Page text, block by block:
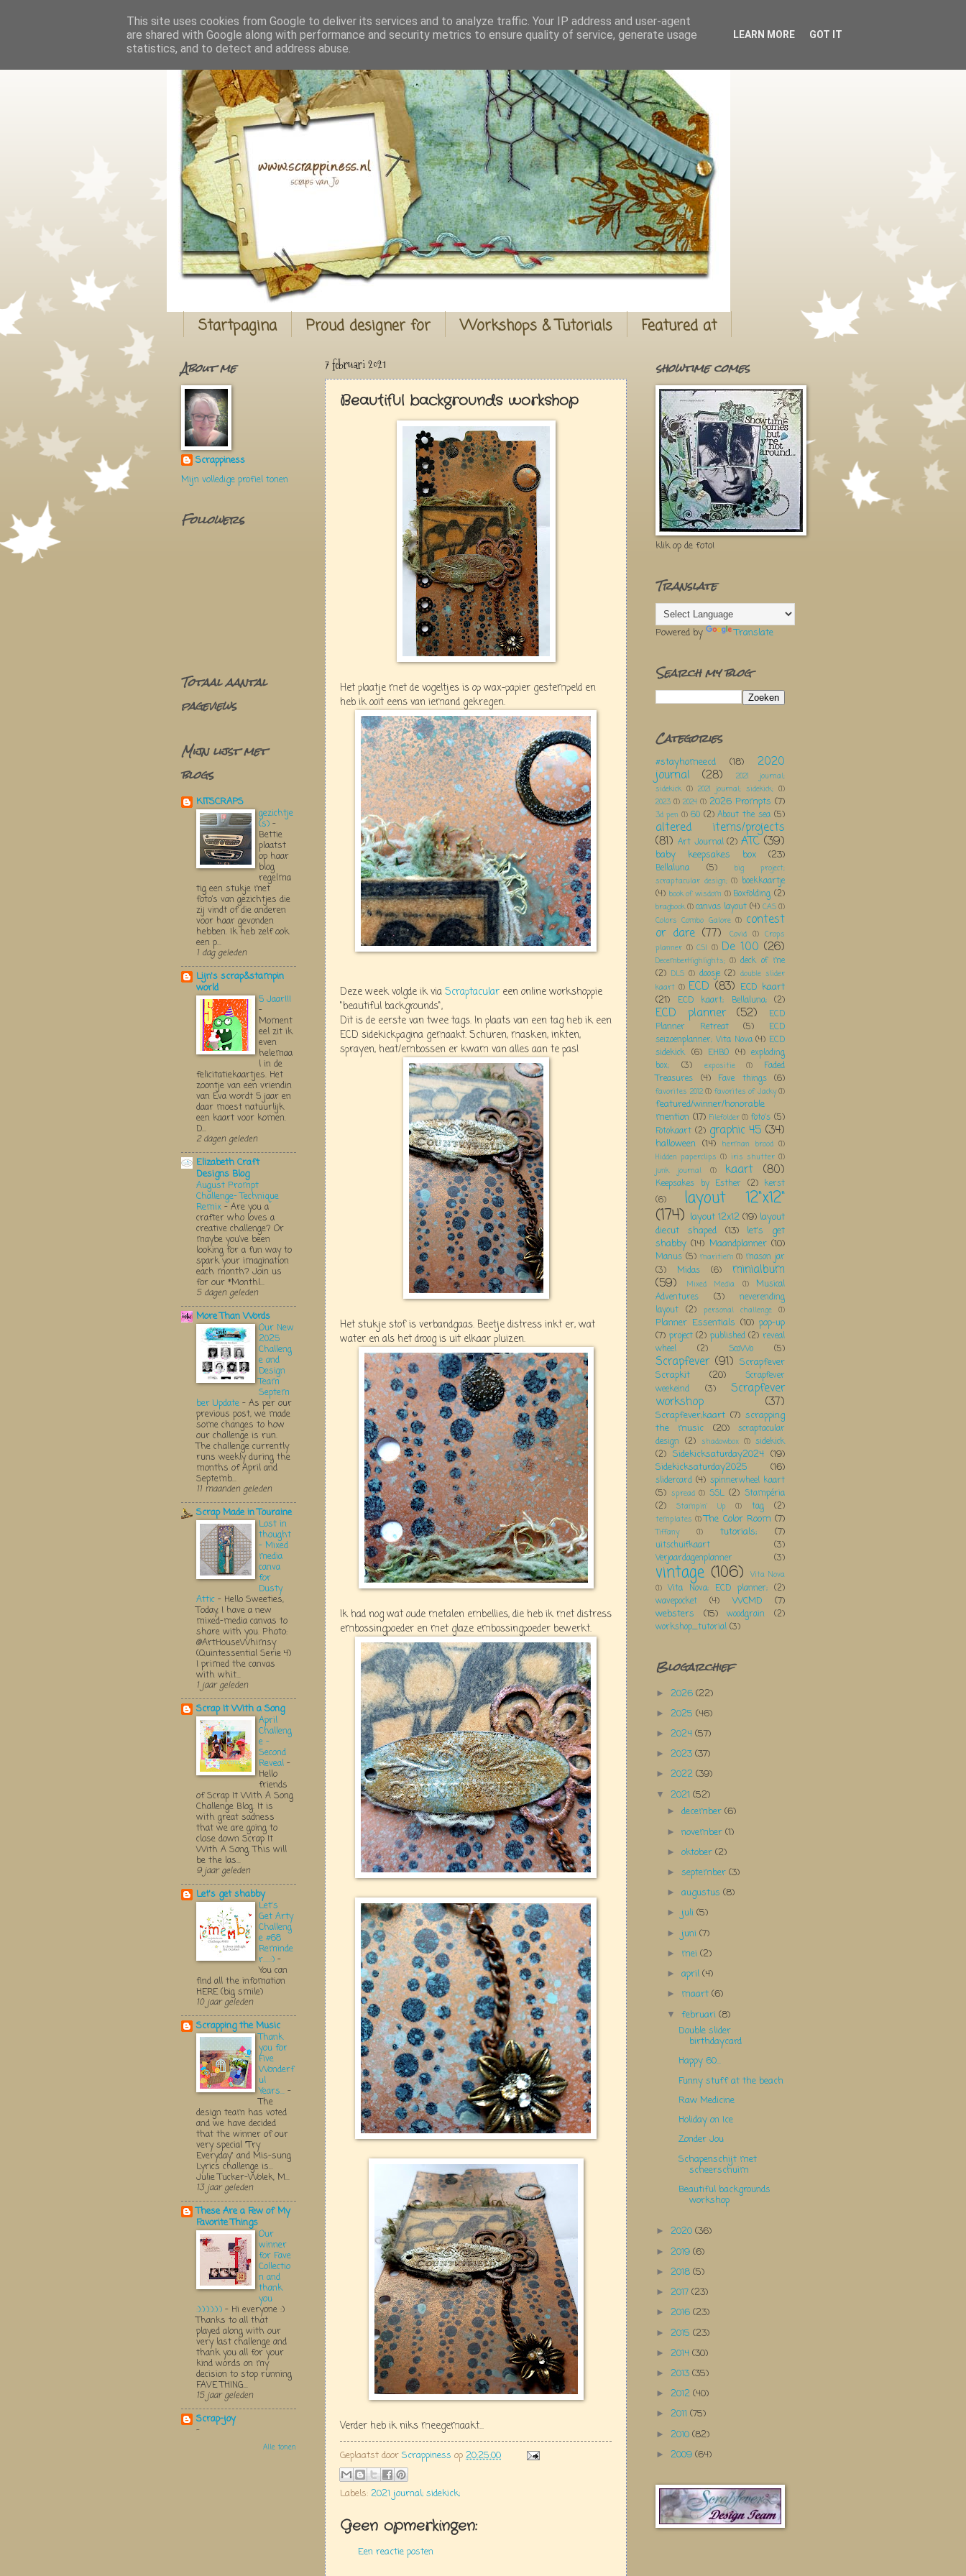
Startpagina Proud designer for Workshops & Tutorials Featured at
7 februari 2021
Beautiful backgrounds workshop
Het plaatje met de vogeltjes is op wax-papier gestempeld en
heb ik ooit eens van iemand gekregen.
Deze week volgde ik viaScraptacular een online workshoppie
"beautiful backgrounds",
Dit is de eerste van twee tags. In plaats van een tag heb ik een
ECD sidekickpagina gemaakt. Schuren, masken, inkten,
sprayen, heat/embossen er kwam van alles aan te pas!
Het stukje stof is verbandgaas. Beetje distress inkt er, wat
water en als het droog is uit elkaar pluizen.
Ik had nog wat oude metalen embellies, die heb ik met distress
embossingpoeder en met glaze embossingpoeder bewerkt.
Verder heb ik niks meegemaakt...
Geplaatst door Scrappiness op 20:25:00
Labels: 2021 journal; sidekick;
Geen opmerkingen:
Een reactie posten
About me
Scrappiness
Mijn volledige profiel tonen
Followers
Totaal aantal
pageviews
Mijn lijst met
blogs
KITSCRAPS
gezichtje
(s) -
Bettie
plaatst
op haar
blog
regelma
tig een stukje met
foto’s van gezichtjes die
zij vindt of die anderen
voor haar gevonden
hebben. Ik heb zelf ook
een p...
1 dag geleden
Lijn's scrap&stampin
world
5 Jaar!!!
-
Moment
eel zit ik
even
helemaa
l in de
felicitatiekaartjes. Het
zoontje van een vriendin
van Eva wordt 5 jaar en
daar moest natuurlijk
een kaart voor komen.
D...
2 dagen geleden
Elizabeth Craft
Designs Blog
August Prompt
Challenge- Technique
Remix - Are you a
crafter who loves a
creative challenge? Or
maybe you’ve been
looking for a fun way to
spark your imagination
each month? Join us
for our *Monthl...
5 dagen geleden
More Than Words
Our New
2025
Challeng
e and
Design
Team
Septem
ber Update - As per our
previous post, we made
some changes to how
our challenge is run.
The challenge currently
runs weekly during the
months of April and
Septemb...
11 maanden geleden
Scrap Made in Touraine
Lost in
thought
- Mixed
media
canva
for
Dusty
Attic - Hello Sweeties,
Today, I have a new
mixed-media canvas to
share with you. Photo:
@ArtHouseWhimsy
(Quintessential Serie 4)
I primed the canvas
with whit...
1 jaar geleden
Scrap It With a Song
April
Challeng
e -
Second
Reveal -
Hello
friends
of Scrap It With A Song
Challenge Blog. It is
with great sadness
that we are going to
close down Scrap It
With A Song. This will
be the las...
9 jaar geleden
Let's get shabby
Let's
Get Arty
Challeng
e #68
Reminde
r.....:) -
You can
find all the infomation
HERE (big smile)
10 jaar geleden
Scrapping the Music
Thank
you for
Five
Wonderf
ul
Years... -
The
design team has voted
and we have decided
that the winner of our
very special "Try
Everyday" and Mis-sung
Lyrics challenge is...
Julie Tucker-Wolek, M...
13 jaar geleden
These Are a Few of My
Favorite Things
Our
winner
for Fave
Collectio
n and
thank
you
:):):):):):) - Hi everyone :)
Thanks to all that
played along with our
very last challenge and
thank you all for your
kind words on my
decision to stop running
FAVE THING...
15 jaar geleden
Scrap-joy
-
Alle tonen
showtime comes
klik op de foto!
Translate
Powered by Translate
Search my blog
Categories
#stayhomeecd (18) 2020
journal (28)
2021 journal;
sidekick (1) 2021 journal; sidekick; (1)
2023 (1) 2024 (1) 2026 Prompts (7)
3d pen (1) 60 (2) About the sea (5)
altered items/projects
(81) Art Journal (2) ATC (39)
baby keepsakes box (23)
Bellaluna (5)
big project;
scraptacular design; (1) boekkaartje
(4) book of wisdom (1) Boxfolding (2)
bragbook(1)canvas layout (4) CAS(1)
Colors Combo Galore (1) contest
or dare (77) Covid (1) Crops
planner (1) CSI (1) De 100 (26)
DecemberHighlights; (1) deck of me
(2) DLS (1) doosje (2) double slider
kaart (1) ECD (83) ECD kaart
(21)
ECD kaart; Bellaluna; (2)
ECD planner (52)
ECD
Planner Retreat
(5)
ECD
seizoenplanner; Vita Nova (4) ECD
sidekick (6) EHBO (4) exploding
box;
(3) expositie (1)
Faded
Treasures
(4) Fave things (6)
favorites 2012 (1) favorites of Jacky (1)
featured/winner/honorable
mention (17) Filefolder (1) foto's (5)
Fotokaart (2) graphic 45 (34)
halloween (14) herman brood (1)
Hidden paperclips (1) iris shutter (1)
junk journal
(1) kaart (80)
Keepsakes by Esther (2) kerst
(6)
layout 12"x12"
(174) layout 12x12 (19) layout
diecut shaped
(13)
let's get
shabby (14) Maandplanner (10)
Manus (5) maritiem (1) mason jar
(3)
Midas (6) minialbum
(59) Mixed Media (1)
Musical
Adventures
(3)
neverending
layout (2) personal challenge (1)
Planner Essentials (10) pop-up
(7) project (2) published (2) reveal
wheel
(2) ScoWo (5)
Scrapfever (91) Scrapfever
Scrapkit
(20)
Scrapfever
weekeind
(3) Scrapfever
workshop (37)
Scrapfever;kaart (7) scrapping
the music
(20)
scraptacular
design (2) shadowbox (1) sidekick
(2) Sidekicksaturday2024 (19)
Sidekicksaturday2025
(16)
slidercard (4) spinnerwheel kaart
(5) spread (1) SSL (2) Stampéria
(2)
Stampin' Up (1) tag (2)
templates (1) The Color Room (7)
Tiffany (1) tutorials; (7)
uitschuifkaart
(3)
Verjaardagenplanner
(3)
vintage (106)
Vita Nova
(1) Vita Nova; ECD planner; (2)
wavepocket
(4) WCMD
(7)
websters
(15) woodgrain
(2)
workshop_tutorial (3)
Blogarchief
► 2026 (22)
► 2025 (46)
► 2024 (57)
► 2023 (37)
► 2022 (39)
▼ 2021 (52)
►december(6)
►november(1)
►oktober(2)
►september(3)
►augustus(8)
► juli(5)
► juni(7)
► mei(2)
►april(4)
► maart(6)
▼februari(8)
Double slider
birthdaycard
Happy 60...
Funny stuff at the beach
Raw Medicine
Holiday on Ice
Zonder Jou
Schapenschijt met
scheerschuim
Beautiful backgrounds
workshop
► 2020 (36)
► 2019 (6)
► 2018 (5)
► 2017 (23)
► 2016 (23)
► 2015 (23)
► 2014 (30)
► 2013 (35)
► 2012 (40)
► 2011 (75)
► 2010 (82)
► 2009 (64)
This site uses cookies from Google to deliver its services and to analyze traffic. Your IP address and user-agent
are shared with Google along with performance and security metrics to ensure quality of service, generate usage
statistics, and to detect and address abuse.
LEARN MORE GOT IT